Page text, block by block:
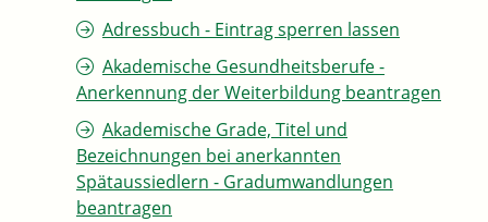
Adressbuch - Eintrag sperren lassen
Akademische Gesundheitsberufe -
Anerkennung der Weiterbildung beantragen
Akademische Grade, Titel und
Bezeichnungen bei anerkannten
Spätaussiedlern - Gradumwandlungen
beantragen